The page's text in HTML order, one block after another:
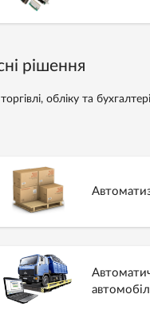
рішення
обліку та